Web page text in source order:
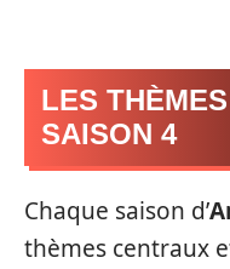
LES
SAISON 4
Chaque saison d’
thèmes centraux